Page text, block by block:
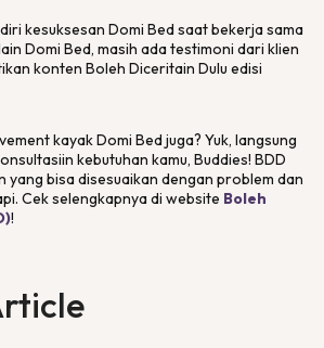
kesuksesan Domi Bed saat bekerja sama
Domi Bed, masih ada testimoni dari klien
konten Boleh Diceritain Dulu edisi
kayak Domi Bed juga? Yuk, langsung
kebutuhan kamu, Buddies! BDD
yang bisa disesuaikan dengan problem dan
Cek selengkapnya di website Boleh
!